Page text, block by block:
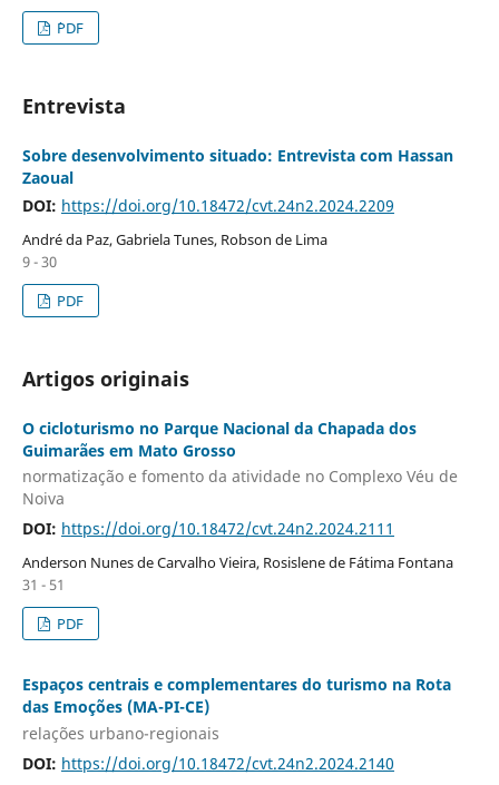
`PDF
Entrevista
Sobre desenvolvimento situado: Entrevista com Hassan
Zaoual
DOI: https://doi.org/10.18472/cvt.24n2.2024.2209
André da Paz, Gabriela Tunes, Robson de Lima
9 - 30
PDF
Artigos originais
O cicloturismo no Parque Nacional da Chapada dos
Guimarães em Mato Grosso
normatização e fomento da atividade no Complexo Véu de
Noiva
DOI: https://doi.org/10.18472/cvt.24n2.2024.2111
Anderson Nunes de Carvalho Vieira, Rosislene de Fátima Fontana
31 - 51
PDF
Espaços centrais e complementares do turismo na Rota
das Emoções (MA-PI-CE)
relações urbano-regionais
DOI: https://doi.org/10.18472/cvt.24n2.2024.2140